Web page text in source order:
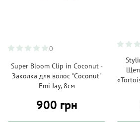
0
Super Bloom Clip in Coconut -
Заколка для волос "Coconut"
Emi Jay, 8см
900 грн